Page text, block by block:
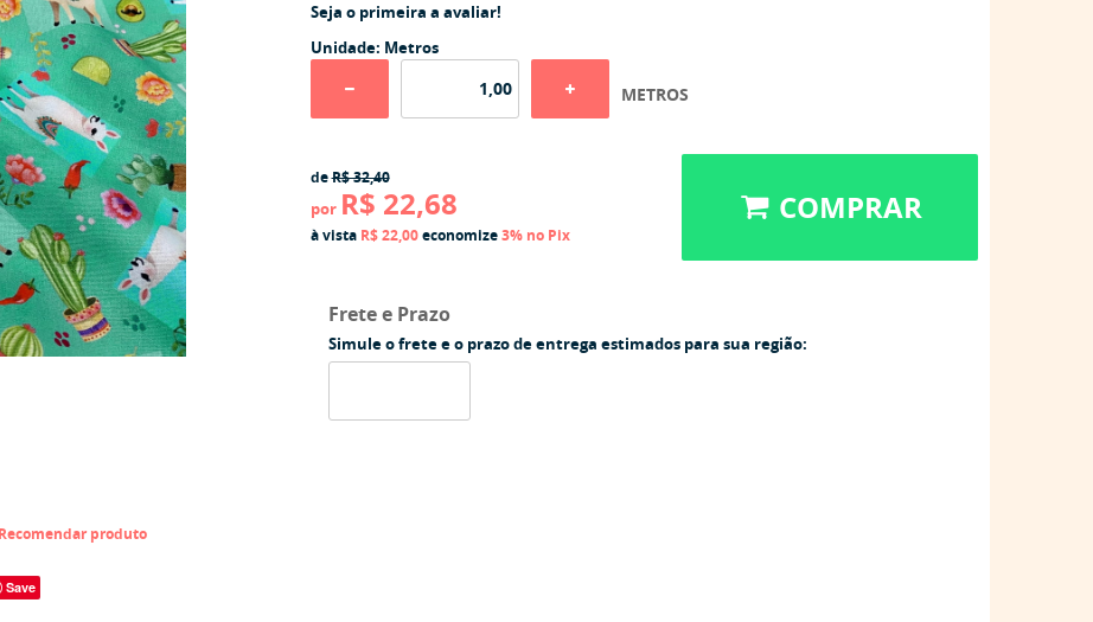
Recomendar produto
Save
Seja o primeira a avaliar!
Unidade: Metros
METROS
deR$ 32,40
por R$ 22,68
à vista R$ 22,00economize3% no Pix
COMPRAR
Frete e Prazo
Simule o frete e o prazo de entrega estimados para sua região: